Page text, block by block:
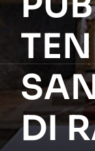
DI